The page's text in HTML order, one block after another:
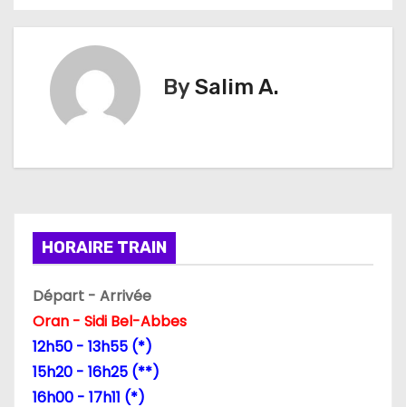
t
o
n
d
e
BySalim A.
HORAIRE TRAIN
Départ - Arrivée
Oran - Sidi Bel-Abbes
12h50 - 13h55 (*)
15h20 - 16h25 (**)
16h00 - 17h11 (*)